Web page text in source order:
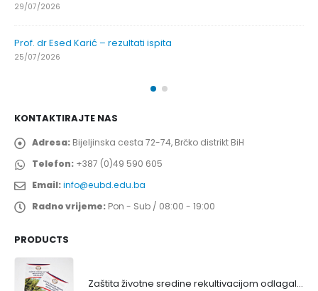
29/07/2026
Prof. dr Esed Karić – rezultati ispita
25/07/2026
KONTAKTIRAJTE NAS
Adresa: Bijeljinska cesta 72-74, Brčko distrikt BiH
Telefon: +387 (0)49 590 605
Email:info@eubd.edu.ba
Radno vrijeme: Pon - Sub / 08:00 - 19:00
PRODUCTS
Zaštita životne sredine rekultivacijom odlagališta